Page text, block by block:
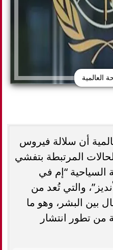
العالمية
أن سلالة فيروس
المرتبطة بتفشي
“إم في
والتي تُعد من
بين البشر، وهو ما
من تطور انتشار